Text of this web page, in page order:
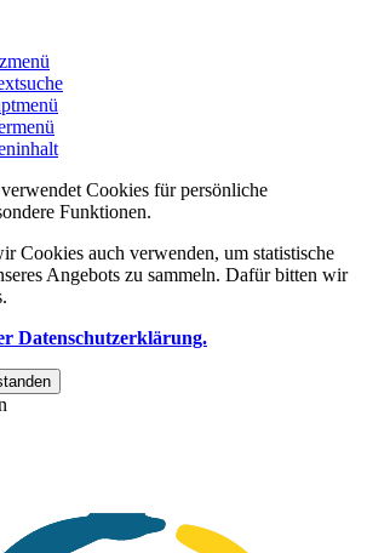
Cookies für persönliche
Funktionen.
Cookies auch verwenden, um statistische
Angebots zu sammeln. Dafür bitten wir
Datenschutzerklärung.